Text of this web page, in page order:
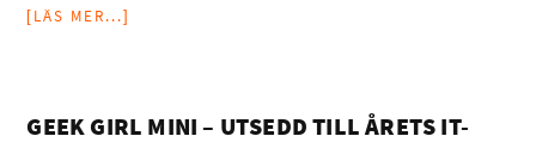
[LÄS MER...]
GEEK GIRL MINI – UTSEDD TILL ÅRETS IT-